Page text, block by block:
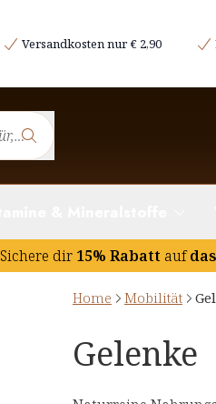
Versandkosten nur € 2,90
Sichere dir 15% Rabatt auf
Home Mobilität
Gelenke